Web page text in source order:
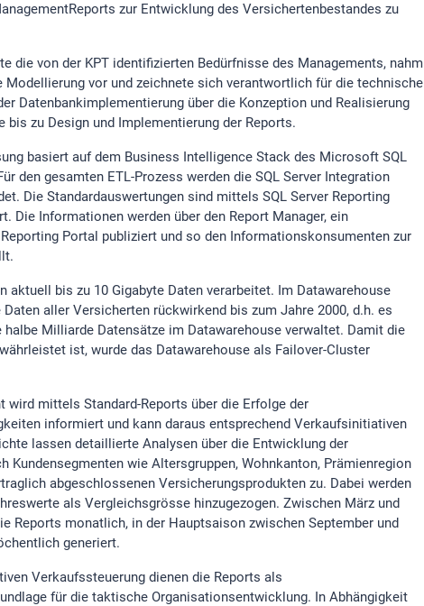
zur Entwicklung des Versichertenbestandes zu
die von der KPT identifizierten Bedürfnisse des Managements, nahm
Modellierung vor und zeichnete sich verantwortlich für die technische
Datenbankimplementierung über die Konzeption und Realisierung
bis zu Design und Implementierung der Reports.
basiert auf dem Business Intelligence Stack des Microsoft SQL
den gesamten ETL-Prozess werden die SQL Server Integration
Die Standardauswertungen sind mittels SQL Server Reporting
Die Informationen werden über den Report Manager, ein
Portal publiziert und so den Informationskonsumenten zur
aktuell bis zu 10 Gigabyte Daten verarbeitet. Im Datawarehouse
aller Versicherten rückwirkend bis zum Jahre 2000, d.h. es
halbe Milliarde Datensätze im Datawarehouse verwaltet. Damit die
ist, wurde das Datawarehouse als Failover-Cluster
wird mittels Standard-Reports über die Erfolge der
informiert und kann daraus entsprechend Verkaufsinitiativen
lassen detaillierte Analysen über die Entwicklung der
Kundensegmenten wie Altersgruppen, Wohnkanton, Prämienregion
abgeschlossenen Versicherungsprodukten zu. Dabei werden
als Vergleichsgrösse hinzugezogen. Zwischen März und
Reports monatlich, in der Hauptsaison zwischen September und
generiert.
Verkaufssteuerung dienen die Reports als
für die taktische Organisationsentwicklung. In Abhängigkeit